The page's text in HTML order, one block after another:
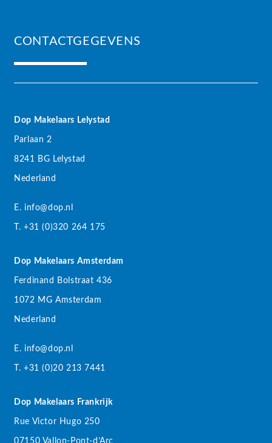
CONTACTGEGEVENS
Dop Makelaars Lelystad
Parlaan 2
8241 BG Lelystad
Nederland
E. info@dop.nl
T. +31 (0)320 264 175
Dop Makelaars Amsterdam
Ferdinand Bolstraat 436
1072 MG Amsterdam
Nederland
E. info@dop.nl
T. +31 (0)20 213 7441
Dop Makelaars Frankrijk
Rue Victor Hugo 250
07150 Vallon-Pont-d’Arc